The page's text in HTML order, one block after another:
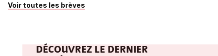
Voir toutes les brèves
DÉCOUVREZ LE DERNIER